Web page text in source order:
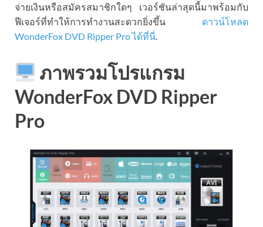
จ่ายเงินหรือสมัครสมาชิกใดๆ เวอร์ชันล่าสุดนี้มาพร้อมกับ
ฟีเจอร์ที่ทำให้การทำงานสะดวกยิ่งขึ้น ดาวน์โหลด
WonderFox DVD Ripper Pro ได้ที่นี่.
ภาพรวมโปรแกรม
WonderFox DVD Ripper
Pro